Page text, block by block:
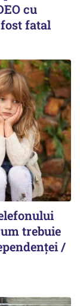
cu
fatal
trebuie
/